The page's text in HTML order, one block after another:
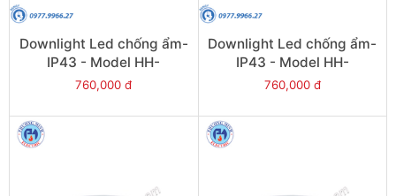
Downlight Led chống ẩm-
IP43 - Model HH-
LD20508K19
760,000 đ
Downlight Led chống ẩm-
IP43 - Model HH-
LD40508K19
760,000 đ